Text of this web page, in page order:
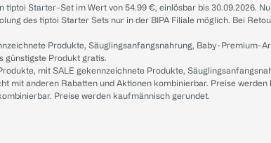
Starter-Set im Wert von 54.99 €, einlösbar bis 30.09.2026.
des tiptoi Starter Sets nur in der BIPA Filiale möglich. Bei
Produkte, Säuglingsanfangsnahrung, Baby-Premium-
günstigste Produkt gratis.
mit SALE gekennzeichnete Produkte,
mit anderen Rabatten und Aktionen kombinierbar. Preise
Preise werden kaufmännisch gerundet.